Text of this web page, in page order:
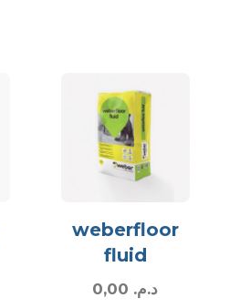
weberfloor
fluid
د.م.